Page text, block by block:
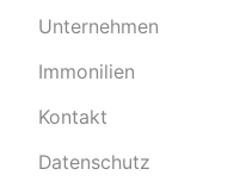
Unternehmen
Immonilien
Kontakt
Datenschutz